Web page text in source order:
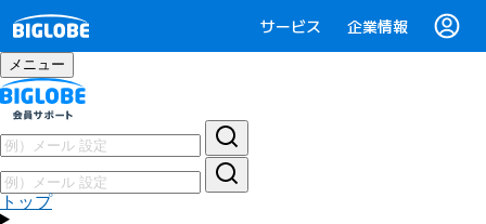
サービス 企業情報
メニュー
トップ